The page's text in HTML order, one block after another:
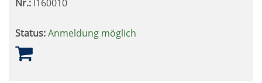
Nr.: I160010
Status:Anmeldung möglich